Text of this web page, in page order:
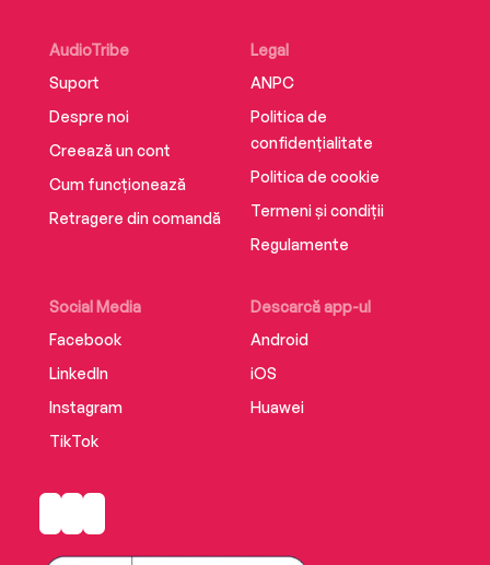
AudioTribe
Suport
Despre noi
Creează un cont
Cum funcționează
Retragere din comandă
Social Media
Facebook
LinkedIn
Instagram
TikTok
Descarcă app-ul
Android
iOS
Huawei
Legal
ANPC
Politica de
confidențialitate
Politica de cookie
Termeni și condiții
Regulamente